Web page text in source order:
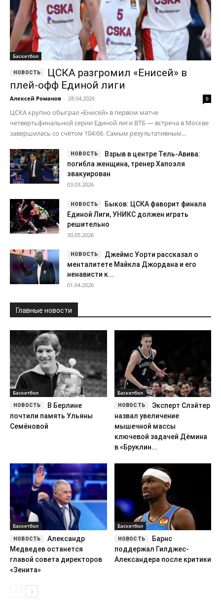
Баскетбол
ЦСКА разгромил «Енисей» в
плей-офф Единой лиги
Алексей Романов - 28.04.2026 0
ЦСКА крупно обыграл «Енисей» в первом матче
четвертьфинальной серии Единой лиги ВТБ — встреча в Москве
завершилась со счётом 104:66. Самым результативным...
Взрыв в центре Тель-Авива:
погибла женщина, тренер Хапоэля
эвакуирован
03.03.2026
Быков: ЦСКА фаворит финала
Единой Лиги, УНИКС должен играть
решительно
30.05.2026
Джеймс Уорти рассказал о
менталитете Майкла Джордана и его
ненависти к...
01.04.2026
Главные новости
Баскетбол
В Берлине
почтили память Ульяны
Семёновой
Баскетбол
Эксперт Слэйтер
назвал увеличение
мышечной массы
ключевой задачей Дёмина
в «Бруклин...
Баскетбол
Александр
Медведев останется
главой совета директоров
«Зенита»
Баскетбол
Барнс
поддержал Гилджес-
Александера после критики